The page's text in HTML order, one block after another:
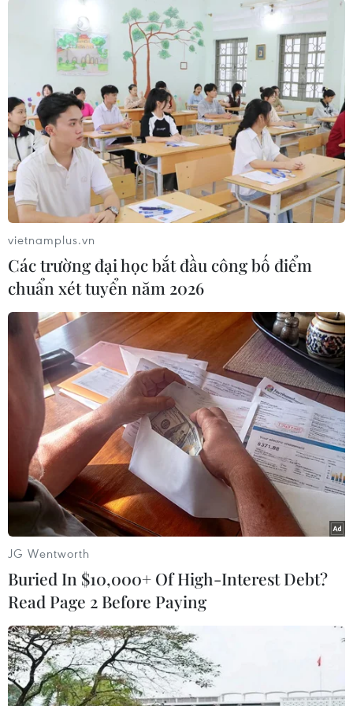
học sinh trở lại trường, làm căn cứ để các đơn
vị, trường học trên địa bàn thành phố Hà Nội
triển khai.
Theo kế hoạch của Sở Giáo dục và Đào tạo Hà
Nội, từ nay tới trước kỳ nghỉ Tết Nguyên đán
Nhâm Dần năm 2022, các Phòng Giáo dục và
Đào tạo quận, huyện, thị xã, các đơn vị trực
thuộc sẽ triển khai công tác diễn tập, sẵn sàng
các điều kiện an toàn để đón học sinh trở lại
trường học khi có thông báo./.
Hướng dẫn phân luồng,
giãn cách, đo thân nhiệt
và sát khuẩn tay khi học
sinh tới trường. (Ảnh:
Thanh Tùng/TTXVN)
(TTXVN/Vietnam+)
vietnamplus.vn
Các trường đại học bắt đầu công bố điểm
chuẩn xét tuyển năm 2026
JG Wentworth
Buried In $10,000+ Of High-Interest Debt?
Read Page 2 Before Paying